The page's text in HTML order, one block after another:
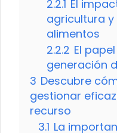
2.2.1 El
agricultura
alimentos
2.2.2 El
generación
3 Descubre
gestionar
recurso
3.1 La